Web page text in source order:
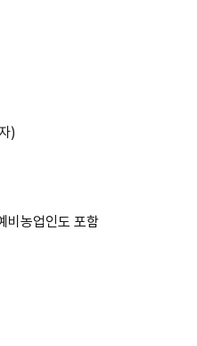
)
비농업인도 포함